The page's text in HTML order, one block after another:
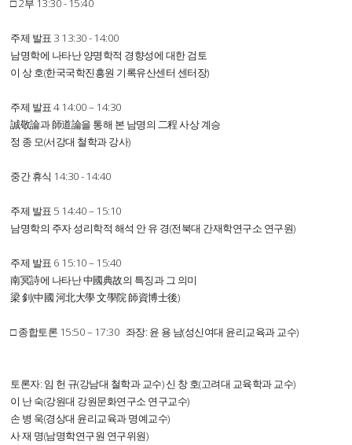
□ 2부 13:30 - 15:40
주제 발표 3 13:30 - 14:00
남명학에 나타난 양명학적 경향성에 대한 검토
이 상 호(한국국학진흥원 기록유산센터 센터장)
주제 발표 4 14:00 – 14:30
誠敬論과 師道論을 통해 본 남명의 二程 사상 계승
정 종 모(서강대 철학과 강사)
중간 휴식 14:30 - 14:40
주제 발표 5 14:40 – 15:10
남명학의 주자 성리학적 해석 안 유 경(전북대 간재학연구소 연구원)
주제 발표 6 15:10 – 15:40
南冥詩에 나타난 中國典故의 특징과 그 의미
梁 釗(中國 河北大學 文學院 師資博士後)
□ 종합토론 15:50 – 17:30 좌장: 윤 용 남(성신여대 윤리교육과 교수)
토론자: 임 헌 규(강남대 철학과 교수) 신 창 호(고려대 교육학과 교수)
이 난 숙(강원대 강원문화연구소 연구교수)
손 병 욱(경상대 윤리교육과 명예교수)
사 재 명(남명학연구원 연구위원)